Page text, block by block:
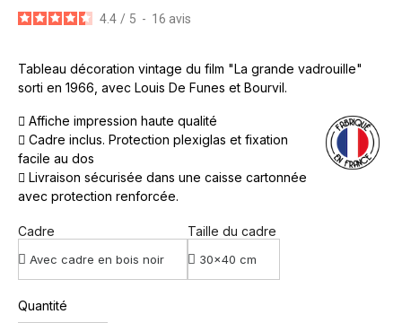
4.4 / 5 - 16 avis
Tableau décoration vintage du film "La grande vadrouille"
sorti en 1966, avec Louis De Funes et Bourvil.
Affiche impression haute qualité
Cadre inclus. Protection plexiglas et fixation
facile au dos
Livraison sécurisée dans une caisse cartonnée
avec protection renforcée.
Cadre Taille du cadre
Quantité